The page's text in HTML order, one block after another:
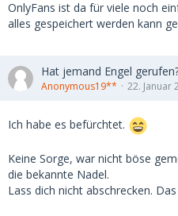
OnlyFans ist da für viele noch
alles gespeichert werden kann
Hat jemand Engel
Anonymous19** 22. Januar
Ich habe es befürchtet.
Keine Sorge, war nicht böse
die bekannte Nadel.
Lass dich nicht abschrecken.